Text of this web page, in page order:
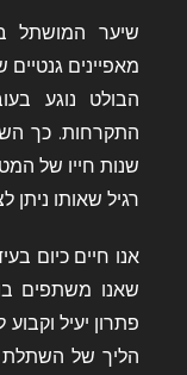
שיער המושתל
מאפיינים
הבולט נוגע
התקרחות. כך
שנות חייו של
רגיל שאותו ניתן
אנו חיים כיום
שאנו משתפים
פתרון יעיל
הליך של השתלת